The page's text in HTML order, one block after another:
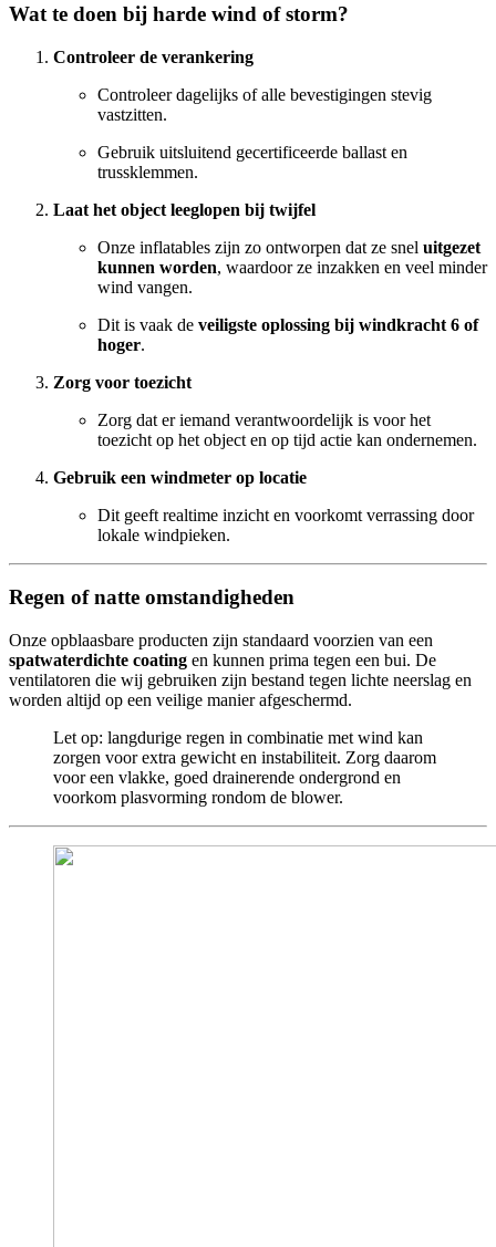
Wat te doen bij harde wind of storm?
Controleer de verankering
Controleer dagelijks of alle bevestigingen stevig
vastzitten.
Gebruik uitsluitend gecertificeerde ballast en
trussklemmen.
Laat het object leeglopen bij twijfel
Onze inflatables zijn zo ontworpen dat ze snel uitgezet
kunnen worden, waardoor ze inzakken en veel minder
wind vangen.
Dit is vaak de veiligste oplossing bij windkracht 6 of
hoger.
Zorg voor toezicht
Zorg dat er iemand verantwoordelijk is voor het
toezicht op het object en op tijd actie kan ondernemen.
Gebruik een windmeter op locatie
Dit geeft realtime inzicht en voorkomt verrassing door
lokale windpieken.
Regen of natte omstandigheden
Onze opblaasbare producten zijn standaard voorzien van een
spatwaterdichte coating en kunnen prima tegen een bui. De
ventilatoren die wij gebruiken zijn bestand tegen lichte neerslag en
worden altijd op een veilige manier afgeschermd.
Let op: langdurige regen in combinatie met wind kan
zorgen voor extra gewicht en instabiliteit. Zorg daarom
voor een vlakke, goed drainerende ondergrond en
voorkom plasvorming rondom de blower.